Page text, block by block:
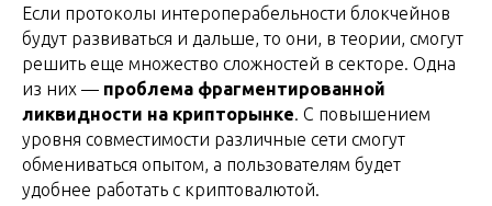
Если протоколы интероперабельности блокчейнов
будут развиваться и дальше, то они, в теории, смогут
решить еще множество сложностей в секторе. Одна
из них — проблема фрагментированной
ликвидности на крипторынке. С повышением
уровня совместимости различные сети смогут
обмениваться опытом, а пользователям будет
удобнее работать с криптовалютой.